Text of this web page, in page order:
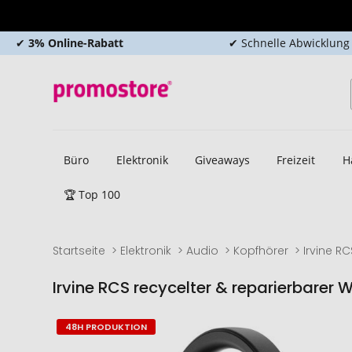
✔ 3% Online-Rabatt ✔ Schnelle Abwicklung
Büro Elektronik Giveaways Freizeit
🏆 Top 100
Startseite Elektronik Audio Kopfhörer Irvine
Irvine RCS recycelter & reparierbarer
Zum
Ende
Zum
Anfang
48H PRODUKTION